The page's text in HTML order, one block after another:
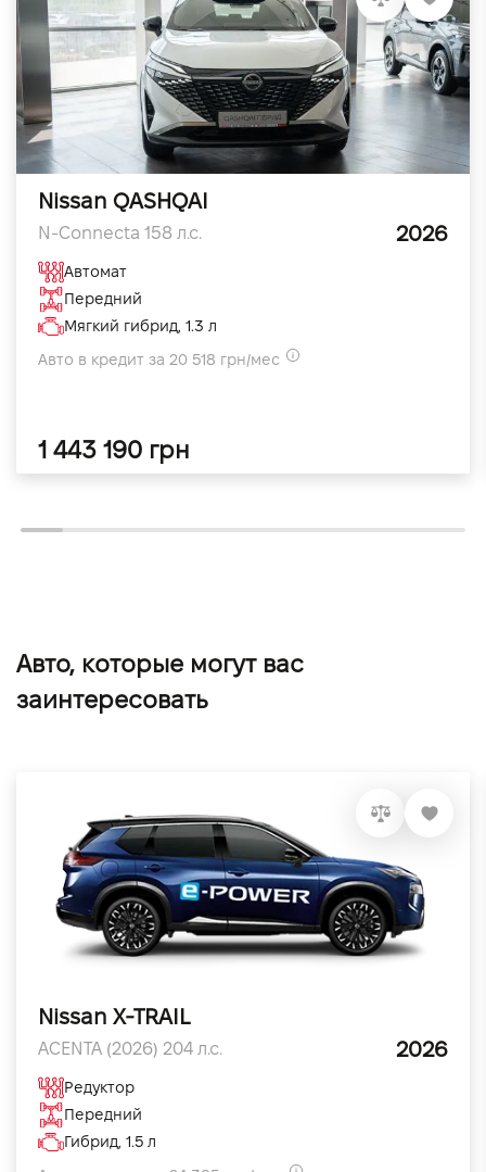
Nissan QASHQAI
N-Connecta 158 л.с. 2026
Автомат
Передний
Мягкий гибрид, 1.3 л
Авто в кредит за 20 518 грн/мес
1 443 190 грн
Авто, которые могут вас
заинтересовать
Nissan X-TRAIL
ACENTA (2026) 204 л.с. 2026
Редуктор
Передний
Гибрид, 1.5 л